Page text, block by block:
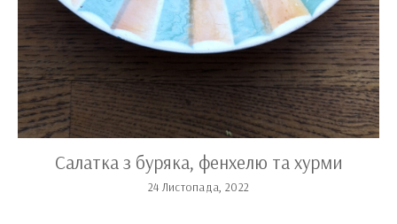
Салатка з буряка, фенхелю та хурми
24 Листопада, 2022